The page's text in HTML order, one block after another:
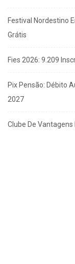
Festival Nordestino
Grátis
Fies 2026: 9.209
Pix Pensão: Débito
2027
Clube De